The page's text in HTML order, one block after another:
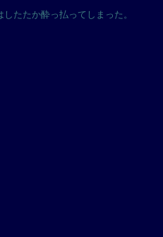
たたか酔っ払ってしまった。